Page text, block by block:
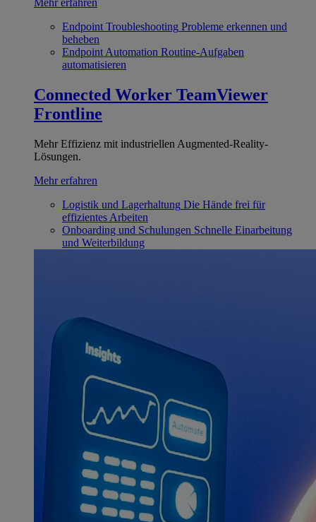
Mehr erfahren
Endpoint Troubleshooting Probleme erkennen und
beheben
Endpoint Automation Routine-Aufgaben
automatisieren
Connected Worker TeamViewer
Frontline
Mehr Effizienz mit industriellen Augmented-Reality-
Lösungen.
Mehr erfahren
Logistik und Lagerhaltung Die Hände frei für
effizientes Arbeiten
Onboarding und Schulungen Schnelle Einarbeitung
und Weiterbildung